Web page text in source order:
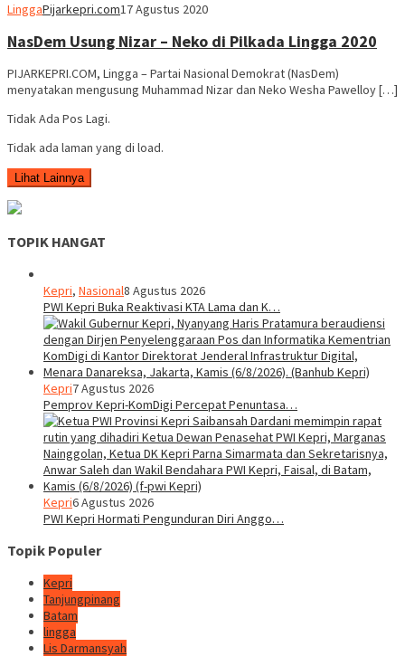
LinggaPijarkepri.com17 Agustus 2020
NasDem Usung Nizar – Neko di Pilkada Lingga 2020
PIJARKEPRI.COM, Lingga – Partai Nasional Demokrat (NasDem)
menyatakan mengusung Muhammad Nizar dan Neko Wesha Pawelloy […]
Tidak Ada Pos Lagi.
Tidak ada laman yang di load.
Lihat Lainnya
TOPIK HANGAT
Kepri, Nasional8 Agustus 2026
PWI Kepri Buka Reaktivasi KTA Lama dan K…
Kepri7 Agustus 2026
Pemprov Kepri-KomDigi Percepat Penuntasa…
Kepri6 Agustus 2026
PWI Kepri Hormati Pengunduran Diri Anggo…
Topik Populer
Kepri
Tanjungpinang
Batam
lingga
Lis Darmansyah